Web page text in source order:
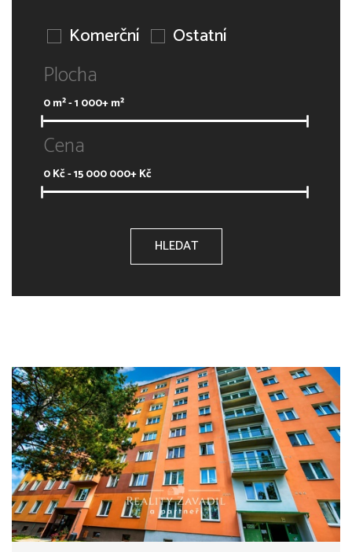
Komerční
Ostatní
Plocha
0m² -1 000+m²
Cena
0Kč -15 000 000+Kč
HLEDAT